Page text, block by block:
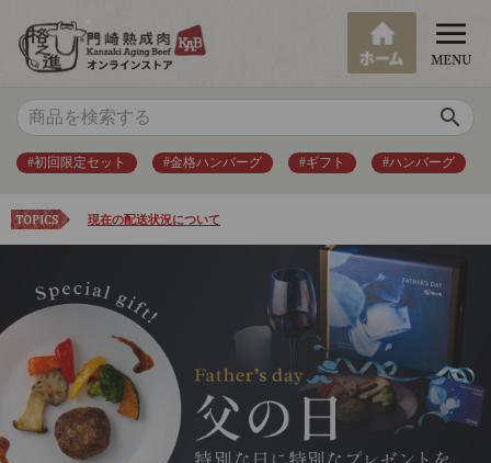
search
#初回限定セット #金格ハンバーグ #ギフト #ハンバーグ
現在の配送状況について